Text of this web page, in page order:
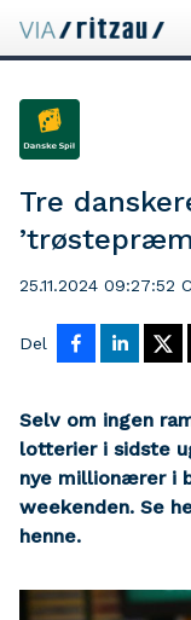
Tre
25.11.2024 09:27:52
Del
Selv om ingen
lotterier i sidste
nye millionærer i
weekenden. Se
henne.